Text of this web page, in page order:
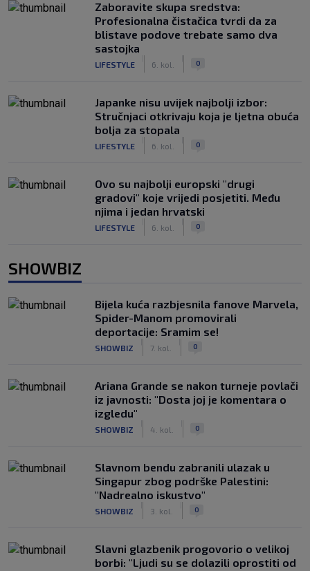
Zaboravite skupa sredstva:
Profesionalna čistačica tvrdi da za
blistave podove trebate samo dva
sastojka
LIFESTYLE 6. kol. 0
Japanke nisu uvijek najbolji izbor:
Stručnjaci otkrivaju koja je ljetna obuća
bolja za stopala
LIFESTYLE 6. kol. 0
Ovo su najbolji europski "drugi
gradovi" koje vrijedi posjetiti. Među
njima i jedan hrvatski
LIFESTYLE 6. kol. 0
SHOWBIZ
Bijela kuća razbjesnila fanove Marvela,
Spider-Manom promovirali
deportacije: Sramim se!
SHOWBIZ 7. kol. 0
Ariana Grande se nakon turneje povlači
iz javnosti: "Dosta joj je komentara o
izgledu"
SHOWBIZ 4. kol. 0
Slavnom bendu zabranili ulazak u
Singapur zbog podrške Palestini:
"Nadrealno iskustvo"
SHOWBIZ 3. kol. 0
Slavni glazbenik progovorio o velikoj
borbi: "Ljudi su se dolazili oprostiti od